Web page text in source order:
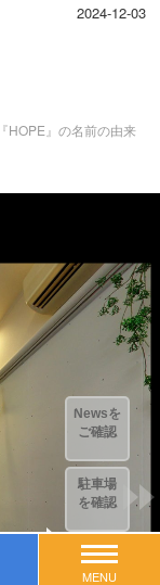
2024-12-03
『HOPE』の名前の由来
MENU